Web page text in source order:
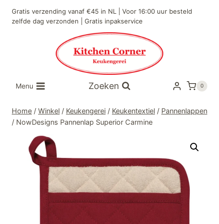
naar
Gratis verzending vanaf €45 in NL | Voor 16:00 uur besteld
zelfde dag verzonden | Gratis inpakservice
Menu Zoeken 0
Home / Winkel / Keukengerei / Keukentextiel / Pannenlappen
/ NowDesigns Pannenlap Superior Carmine